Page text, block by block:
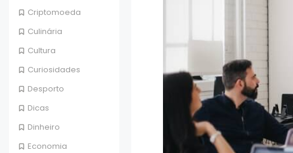
Criptomoeda
Culinária
Cultura
Curiosidades
Desporto
Dicas
Dinheiro
Economia